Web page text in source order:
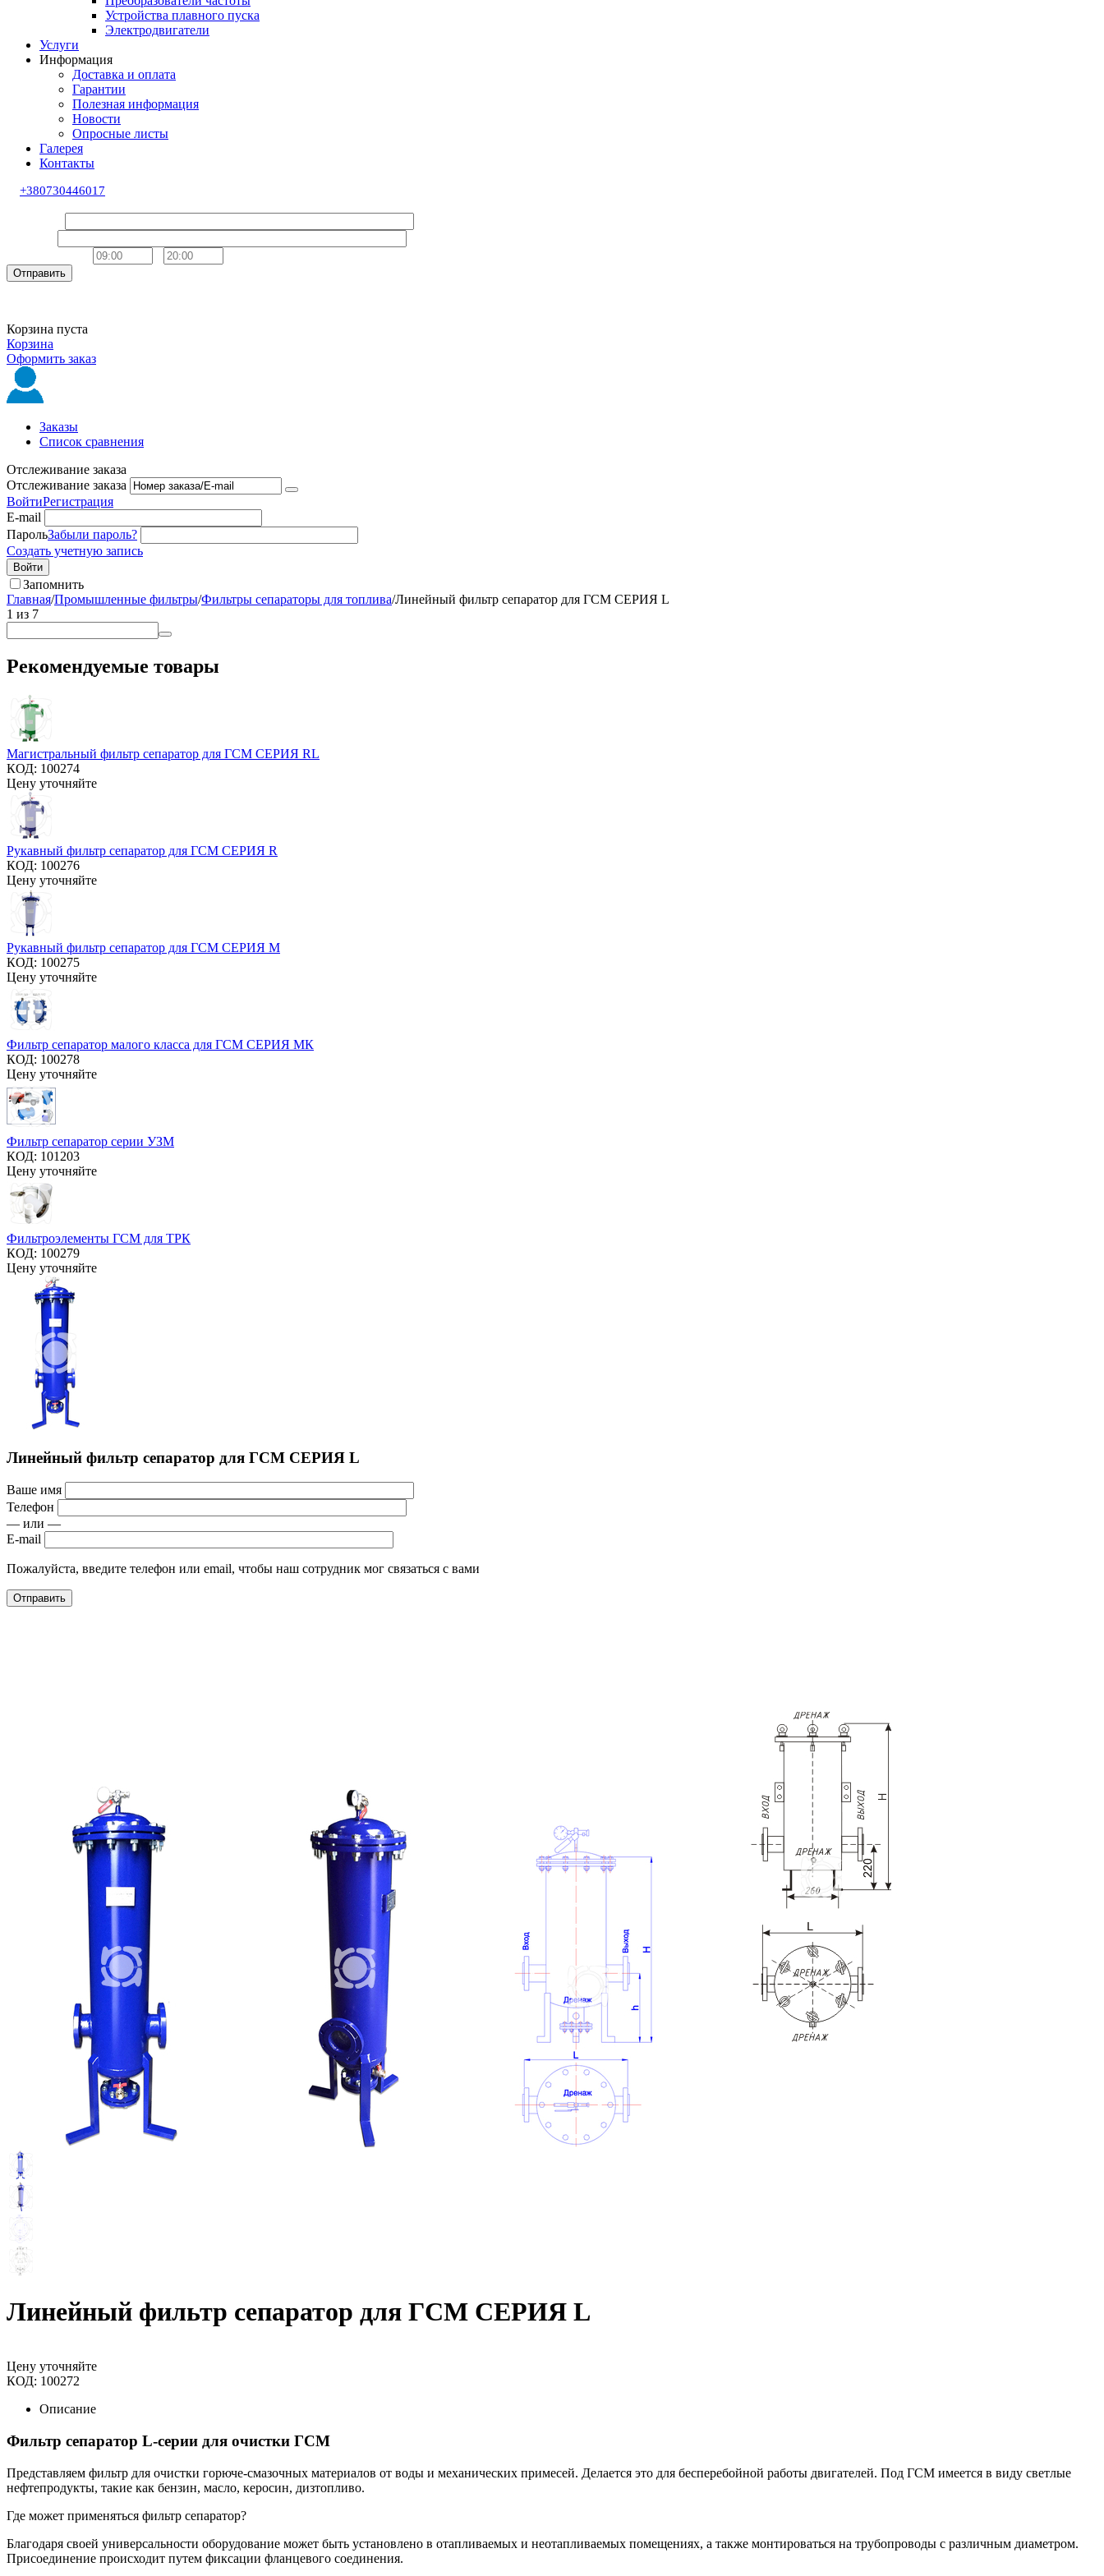
Устройства плавного пуска
Электродвигатели
Услуги
Информация
Доставка и оплата
Гарантии
Полезная информация
Новости
Опросные листы
Галерея
Контакты
+380730446017
Отправить
Корзина пуста
Корзина
Оформить заказ
Заказы
Список сравнения
Отслеживание заказа
Отслеживание заказа
ВойтиРегистрация
E-mail
ПарольЗабыли пароль?
Создать учетную запись
Войти
Запомнить
Главная/Промышленные фильтры/Фильтры сепараторы для топлива/Линейный фильтр сепаратор для ГСМ СЕРИЯ L
1 из 7
Рекомендуемые товары
Магистральный фильтр сепаратор для ГСМ СЕРИЯ RL
КОД: 100274
Цену уточняйте
Рукавный фильтр сепаратор для ГСМ СЕРИЯ R
КОД: 100276
Цену уточняйте
Рукавный фильтр сепаратор для ГСМ СЕРИЯ М
КОД: 100275
Цену уточняйте
Фильтр сепаратор малого класса для ГСМ СЕРИЯ МК
КОД: 100278
Цену уточняйте
Фильтр сепаратор серии УЗM
КОД: 101203
Цену уточняйте
Фильтроэлементы ГСМ для ТРК
КОД: 100279
Цену уточняйте
Линейный фильтр сепаратор для ГСМ СЕРИЯ L
Ваше имя
Телефон
— или —
E-mail
Пожалуйста, введите телефон или email, чтобы наш сотрудник мог связаться с вами
Отправить
Линейный фильтр сепаратор для ГСМ СЕРИЯ L
Цену уточняйте
КОД: 100272
Описание
Фильтр сепаратор L-серии для очистки ГСМ
Представляем фильтр для очистки горюче-смазочных материалов от воды и механических примесей. Делается это для бесперебойной работы двигателей. Под ГСМ имеется в виду светлые
нефтепродукты, такие как бензин, масло, керосин, дизтопливо.
Где может применяться фильтр сепаратор?
Благодаря своей универсальности оборудование может быть установлено в отапливаемых и неотапливаемых помещениях, а также монтироваться на трубопроводы с различным диаметром.
Присоединение происходит путем фиксации фланцевого соединения.